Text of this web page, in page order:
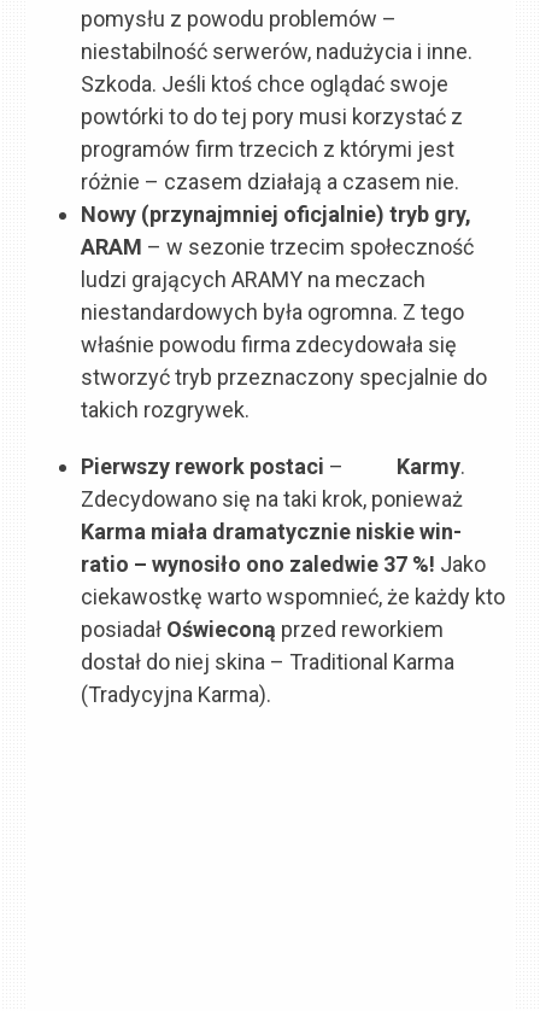
pomysłu z powodu problemów –
niestabilność serwerów, nadużycia i inne.
Szkoda. Jeśli ktoś chce oglądać swoje
powtórki to do tej pory musi korzystać z
programów firm trzecich z którymi jest
różnie – czasem działają a czasem nie.
Nowy (przynajmniej oficjalnie) tryb gry,
ARAM – w sezonie trzecim społeczność
ludzi grających ARAMY na meczach
niestandardowych była ogromna. Z tego
właśnie powodu firma zdecydowała się
stworzyć tryb przeznaczony specjalnie do
takich rozgrywek.
Pierwszy rework postaci – Karmy.
Zdecydowano się na taki krok, ponieważ
Karma miała dramatycznie niskie win-
ratio – wynosiło ono zaledwie 37 %! Jako
ciekawostkę warto wspomnieć, że każdy kto
posiadał Oświeconą przed reworkiem
dostał do niej skina – Traditional Karma
(Tradycyjna Karma).